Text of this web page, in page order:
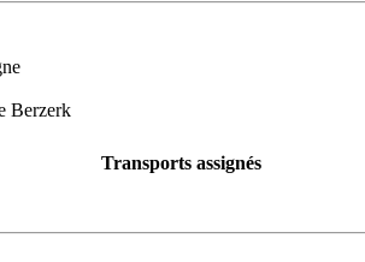
Berzerk
Transports assignés